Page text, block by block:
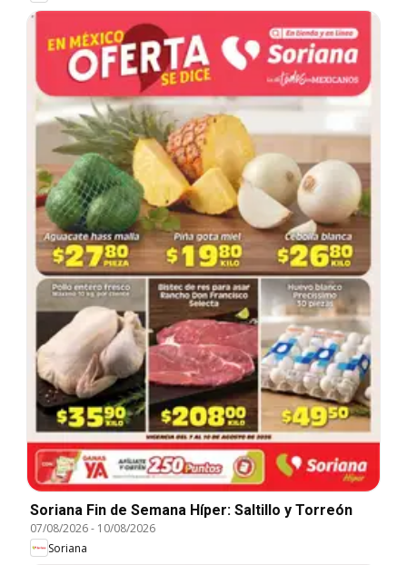
Soriana Fin de Semana Híper: Saltillo y Torreón
07/08/2026- 10/08/2026
Soriana